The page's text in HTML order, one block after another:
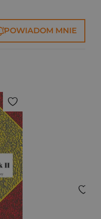
POWIADOM MNIE